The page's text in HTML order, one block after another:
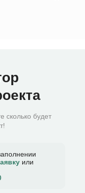
сколько будет
или